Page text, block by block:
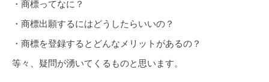
・商標ってなに？
・商標出願するにはどうしたらいいの？
・商標を登録するとどんなメリットがあるの？
等々、疑問が湧いてくるものと思います。